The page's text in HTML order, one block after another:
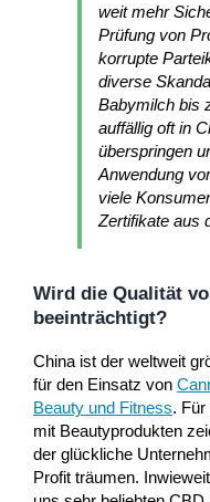
weit mehr
Prüfung von
korrupte
diverse
Babymilch bis
auffällig oft in
überspringen
Anwendung
viele
Zertifikate aus
Wird die Qualität
beeinträchtigt?
China ist der weltweit
für den Einsatz von
Beauty und Fitness.
mit Beautyprodukten
der glückliche
Profit träumen.